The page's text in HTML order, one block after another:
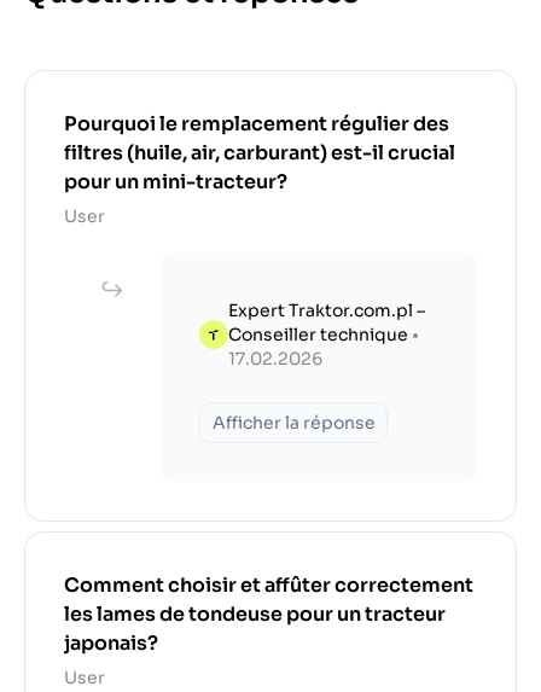
Pourquoi le remplacement régulier des
filtres (huile, air, carburant) est-il crucial
pour un mini-tracteur?
User
Expert Traktor.com.pl –
Conseiller technique •
17.02.2026
Afficher la réponse
Comment choisir et affûter correctement
les lames de tondeuse pour un tracteur
japonais?
User